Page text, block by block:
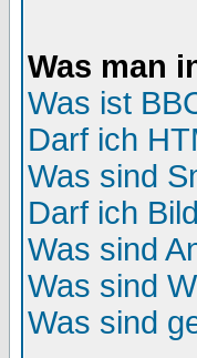
Was man
Was ist
Darf ich
Was sind
Darf ich
Was sind
Was sind
Was sind